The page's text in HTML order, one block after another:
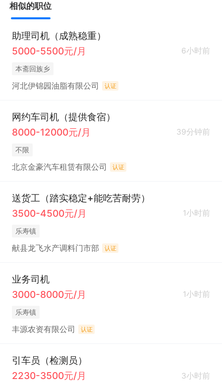
相似的职位
助理司机（成熟稳重）
5000-5500元/月
6小时前
本斋回族乡
河北伊锦园油脂有限公司 认证
网约车司机（提供食宿）
8000-12000元/月
39分钟前
不限
北京金豪汽车租赁有限公司 认证
送货工（踏实稳定+能吃苦耐劳）
3500-4500元/月
1小时前
乐寿镇
献县龙飞水产调料门市部 认证
业务司机
3000-8000元/月
1小时前
乐寿镇
丰源农资有限公司 认证
引车员（检测员）
2230-3500元/月
3小时前